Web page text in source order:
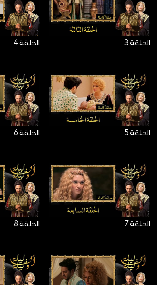
الحلقة 3 الحلقة 4
الحلقة 5 الحلقة 6
الحلقة 7 الحلقة 8